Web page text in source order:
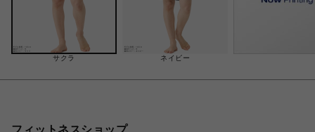
サクラ ネイビー